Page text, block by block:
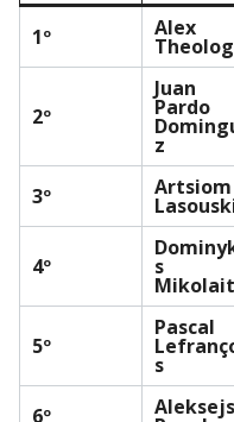
1º Alex
2º
Juan
Pardo
z
3º Artsiom
4º s
5º
Pascal
s
6º Aleksejs